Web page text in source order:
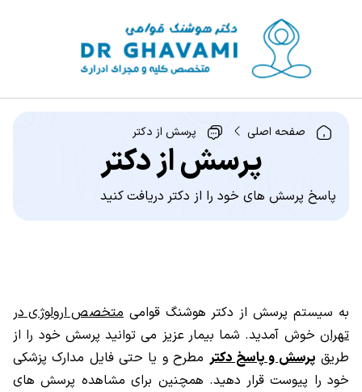
صفحه اصلی پرسش از دکتر
پرسش از دکتر
پاسخ پرسش های خود را از دکتر دریافت کنید
به سیستم پرسش از دکتر هوشنگ قوامی متخصص ارولوژی در
تهران خوش آمدید. شما بیمار عزیز می توانید پرسش خود را از
طریق پرسش و پاسخ دکتر مطرح و یا حتی فایل مدارک پزشکی
خود را پیوست قرار دهید. همچنین برای مشاهده پرسش های